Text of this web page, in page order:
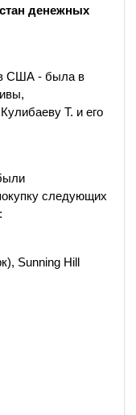
денежных
США - была в
Т. и его
следующих
Sunning Hill